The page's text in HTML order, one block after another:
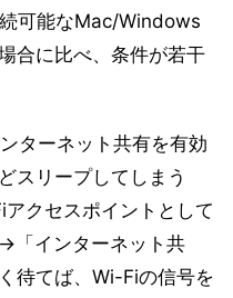
可能なMac/Windows
合に比べ、条件が若干
ターネット共有を有効
スリープしてしまう
クセスポイントとして
「インターネット共
待てば、Wi-Fiの信号を